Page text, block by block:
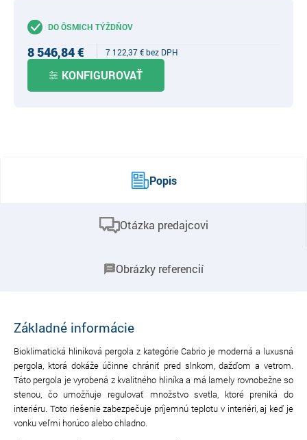
DO ÔSMICH TÝŽDŇOV
8 546,84€ 7 122,37€
KONFIGUROVAŤ
Popis
Otázka predajcovi
Obrázky referencií
Základné informácie
Bioklimatická hliníková pergola z kategórie Cabrio je moderná a luxusná
pergola, ktorá dokáže účinne chrániť pred slnkom, dažďom a vetrom.
Táto pergola je vyrobená z kvalitného hliníka a má lamely rovnobežne so
stenou, čo umožňuje regulovať množstvo svetla, ktoré preniká do
interiéru. Toto riešenie zabezpečuje príjemnú teplotu v interiéri, aj keď je
vonku veľmi horúco alebo chladno.